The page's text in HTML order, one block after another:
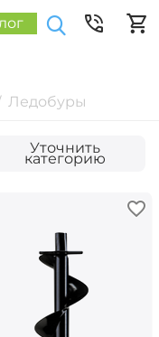
Ледобуры
Уточнить
категорию